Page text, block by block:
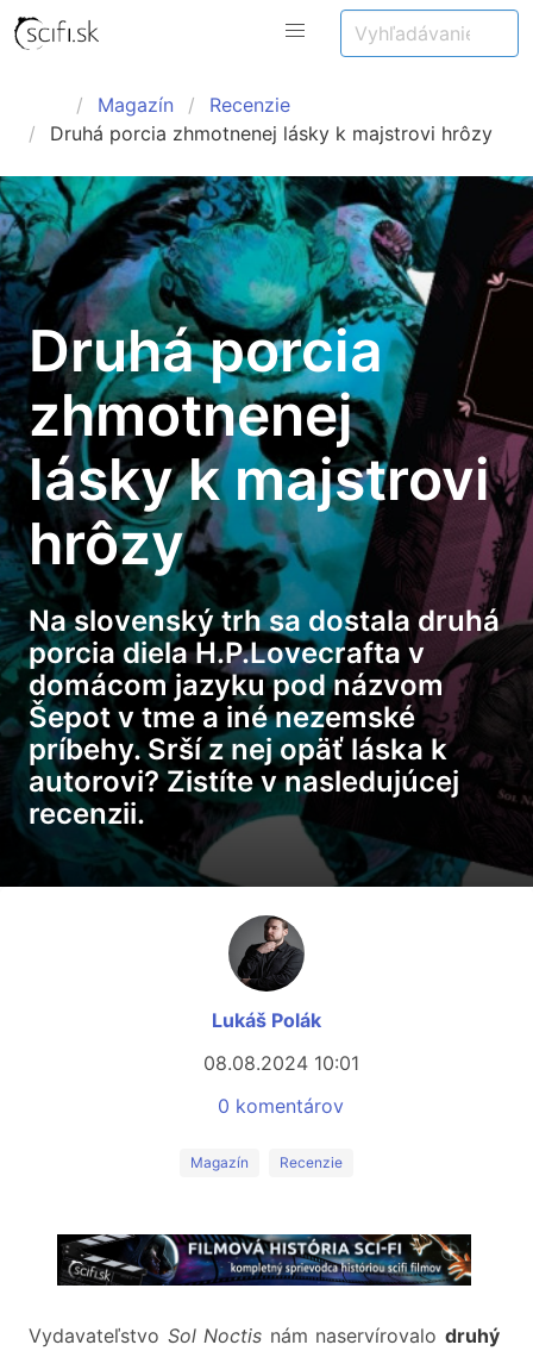
Magazín
Recenzie
Druhá porcia zhmotnenej lásky k majstrovi hrôzy
Druhá porcia
zhmotnenej
lásky k majstrovi
hrôzy
Na slovenský trh sa dostala druhá
porcia diela H.P.Lovecrafta v
domácom jazyku pod názvom
Šepot v tme a iné nezemské
príbehy. Srší z nej opäť láska k
autorovi? Zistíte v nasledujúcej
recenzii.
Lukáš Polák
08.08.2024 10:01
0 komentárov
Magazín Recenzie
Vydavateľstvo Sol Noctis nám naservírovalodruhý